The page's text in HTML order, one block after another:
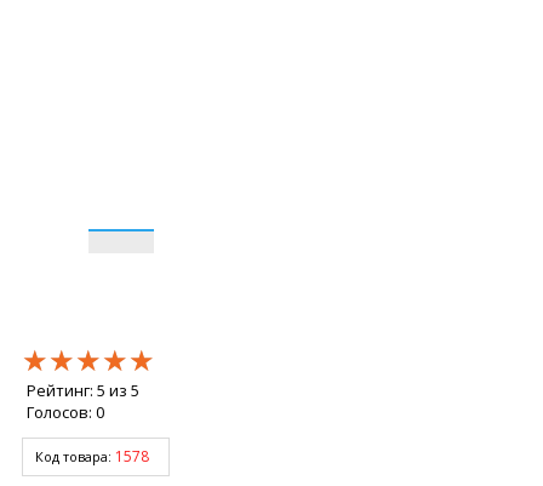
★★★★★
★★★★★
★★★★★
Рейтинг: 5 из 5
Голосов: 0
Код товара: 1578